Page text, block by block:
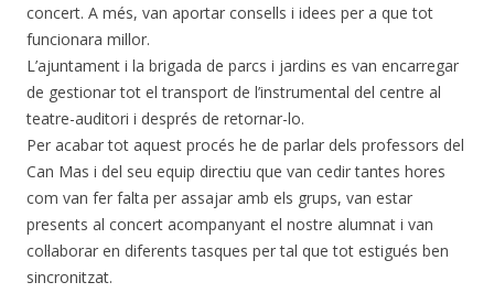
concert. A més, van aportar consells i idees per a que tot
funcionara millor.
L’ajuntament i la brigada de parcs i jardins es van encarregar
de gestionar tot el transport de l’instrumental del centre al
teatre-auditori i després de retornar-lo.
Per acabar tot aquest procés he de parlar dels professors del
Can Mas i del seu equip directiu que van cedir tantes hores
com van fer falta per assajar amb els grups, van estar
presents al concert acompanyant el nostre alumnat i van
col·laborar en diferents tasques per tal que tot estigués ben
sincronitzat.